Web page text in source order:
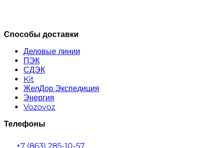
Способы доставки
Деловые линии
ПЭК
СДЭК
Kit
ЖелДор Экспедиция
Энергия
Vozovoz
Телефоны
+7 (863) 285-10-57